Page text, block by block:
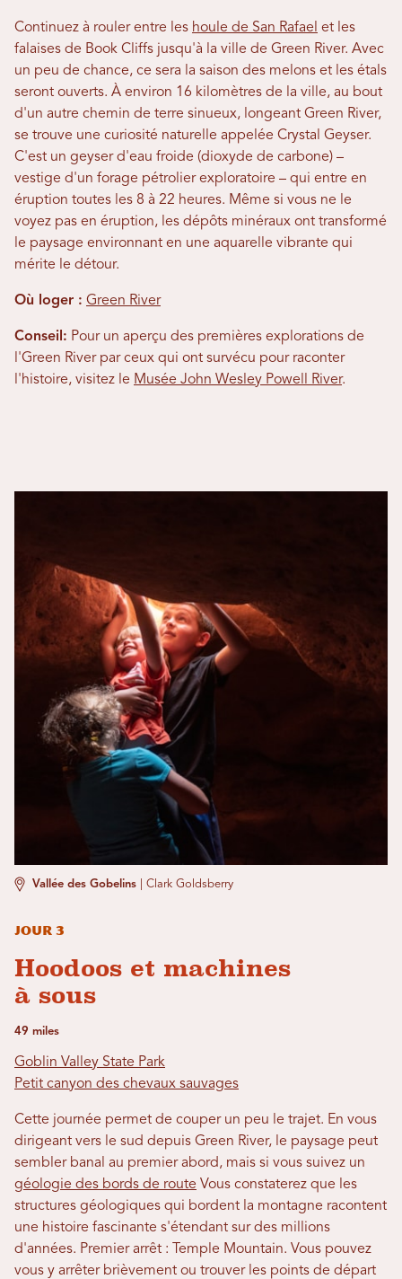
Continuez à rouler entre les houle de San Rafael et les
falaises de Book Cliffs jusqu'à la ville de Green River. Avec
un peu de chance, ce sera la saison des melons et les étals
seront ouverts. À environ 16 kilomètres de la ville, au bout
d'un autre chemin de terre sinueux, longeant Green River,
se trouve une curiosité naturelle appelée Crystal Geyser.
C'est un geyser d'eau froide (dioxyde de carbone) –
vestige d'un forage pétrolier exploratoire – qui entre en
éruption toutes les 8 à 22 heures. Même si vous ne le
voyez pas en éruption, les dépôts minéraux ont transformé
le paysage environnant en une aquarelle vibrante qui
mérite le détour.
Où loger : Green River
Conseil: Pour un aperçu des premières explorations de
l'Green River par ceux qui ont survécu pour raconter
l'histoire, visitez le Musée John Wesley Powell River.
Vallée des Gobelins Clark Goldsberry
Jour 3
Hoodoos et machines
à sous
49 miles
Goblin Valley State Park
Petit canyon des chevaux sauvages
Cette journée permet de couper un peu le trajet. En vous
dirigeant vers le sud depuis Green River, le paysage peut
sembler banal au premier abord, mais si vous suivez un
géologie des bords de route Vous constaterez que les
structures géologiques qui bordent la montagne racontent
une histoire fascinante s'étendant sur des millions
d'années. Premier arrêt : Temple Mountain. Vous pouvez
vous y arrêter brièvement ou trouver les points de départ